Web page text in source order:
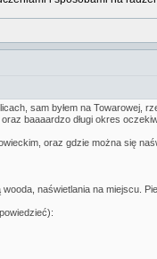
sam byłem na Towarowej,
baaaardzo długi okres
oraz gdzie można się
naświetlania na miejscu.